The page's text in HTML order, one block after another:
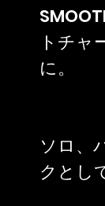
トチャ
に。
ソロ、
クとし